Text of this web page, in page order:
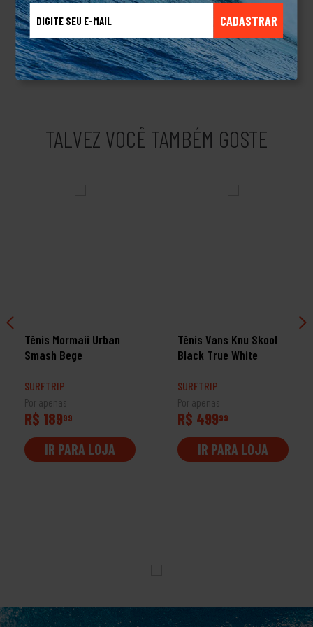
CADASTRAR
produtos para roupas masculinas, femininas e acessórios de
melhor qualidade e com muita tecnologia envolvida e tornou-se
uma das marcas mais clássicas do Skateboard mundial.Produto
Original.
TALVEZ VOCÊ TAMBÉM GOSTE
Tênis Mormaii Urban
Smash Bege
SURFTRIP
Por apenas
R$ 18999
IR PARA LOJA
Tênis Vans Knu Skool
Black True White
SURFTRIP
Por apenas
R$ 49999
IR PARA LOJA